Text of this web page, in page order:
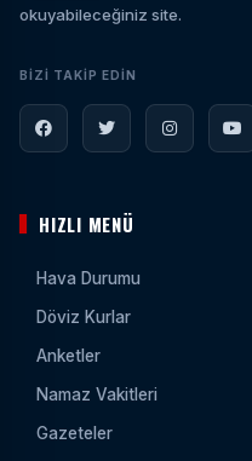
okuyabileceğiniz site.
BIZI TAKIP EDIN
HIZLI MENÜ
Hava Durumu
Döviz Kurlar
Anketler
Namaz Vakitleri
Gazeteler